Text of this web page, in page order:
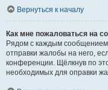
Вернуться к началу
Как мне пожаловаться на
Рядом с каждым сообщением
отправки жалобы на него,
конференции. Щёлкнув по
необходимых для оправки